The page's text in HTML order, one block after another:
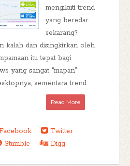
mengikuti trend
yang beredar
sekarang?
kalah dan disingkirkan oleh
itu tepat bagi
yang sangat “mapan”
sementara trend...
Read More
Facebook
Twitter
Stumble Digg